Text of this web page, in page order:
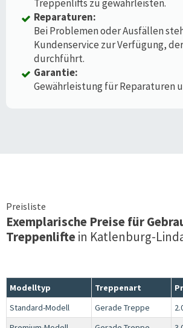
Treppenlifts zu gewährleisten.
Reparaturen:
Bei Problemen oder Ausfällen
Kundenservice zur Verfügung,
durchführt.
Garantie:
Gewährleistung für Reparaturen
Preisliste
Exemplarische Preise für
Treppenliftein Katlenburg-
Modelltyp Treppenart
Standard-Modell
Gerade Treppe